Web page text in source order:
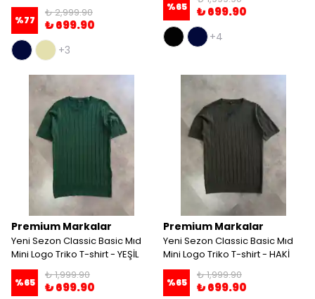
%77
₺ 2,999.90
₺ 699.90
+3
%65 ₺ 699.90
+4
Premium Markalar
Yeni Sezon Classic Basic Mıd
Mini Logo Triko T-shirt - YEŞİL
%65
₺ 1,999.90
₺ 699.90
Premium Markalar
Yeni Sezon Classic Basic Mıd
Mini Logo Triko T-shirt - HAKİ
%65
₺ 1,999.90
₺ 699.90